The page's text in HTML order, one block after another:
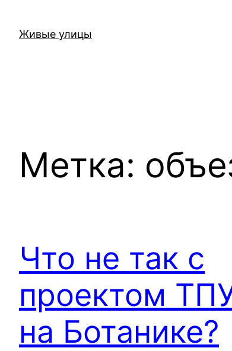
содержимому
Живые улицы
Метка:
Что не так с
проектом
на Ботанике?